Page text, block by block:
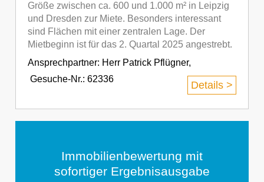
Größe zwischen ca. 600 und 1.000 m² in Leipzig
und Dresden zur Miete. Besonders interessant
sind Flächen mit einer zentralen Lage. Der
Mietbeginn ist für das 2. Quartal 2025 angestrebt.
Ansprechpartner: Herr Patrick Pflügner,
Gesuche-Nr.: 62336
Details >
Immobilienbewertung mit
sofortiger Ergebnisausgabe